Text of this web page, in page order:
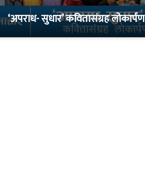
‘अपराध- सुधार’ कवितासंग्रह लोकार्पण